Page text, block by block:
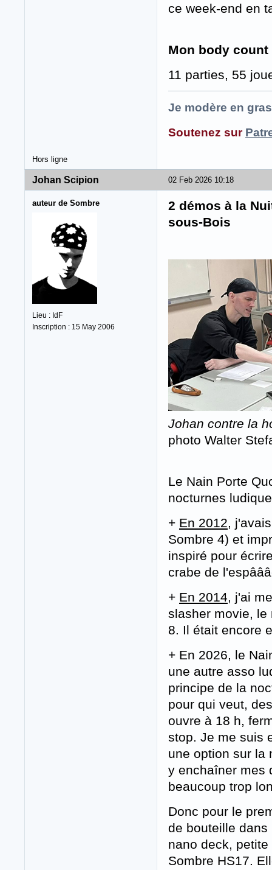
ce week-end en
Mon body count
11 parties, 55
Je modère en
Soutenez sur
Hors ligne
02 Feb 2026 10:18
Johan Scipion
auteur de Sombre
Lieu : IdF
Inscription : 15 May 2006
2 démos à la
sous-Bois
Johan contre la
photo Walter
Le Nain Porte
nocturnes
+ En 2012,
Sombre 4) et
inspiré pour
crabe de
+ En 2014, j'ai
slasher movie, le
8. Il était encore
+ En 2026, le
une autre asso
principe de la
pour qui veut,
ouvre à 18 h,
stop. Je me suis
une option sur la
y enchaîner mes
beaucoup trop
Donc pour le
de bouteille
nano deck,
Sombre HS17.